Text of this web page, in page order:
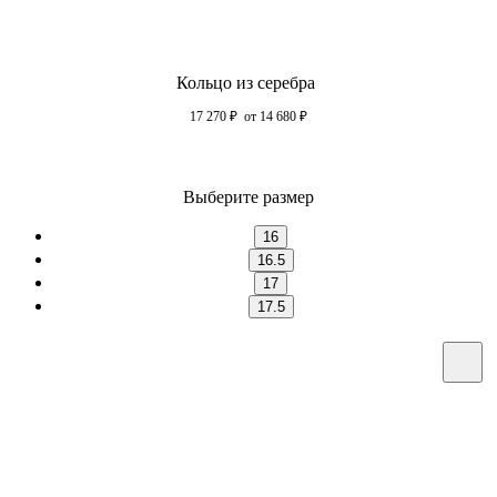
Кольцо из серебра
17 270 ₽ от 14 680 ₽
Выберите размер
16
16.5
17
17.5